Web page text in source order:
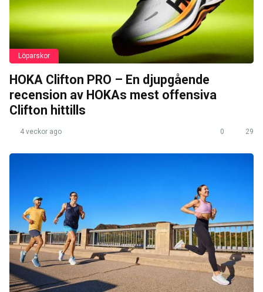
Löparskor
HOKA Clifton PRO – En djupgående
recension av HOKAs mest offensiva
Clifton hittills
4 veckor ago 0 29